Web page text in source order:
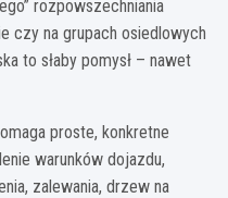
rozpowszechniania
czy na grupach osiedlowych
to słaby pomysł – nawet
proste, konkretne
warunków dojazdu,
zalewania, drzew na